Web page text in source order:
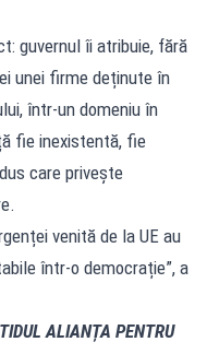
guvernul îi atribuie, fără
unei firme deținute în
într-un domeniu în
fie inexistentă, fie
care privește
venită de la UE au
într-o democrație”, a
ALIANȚA PENTRU